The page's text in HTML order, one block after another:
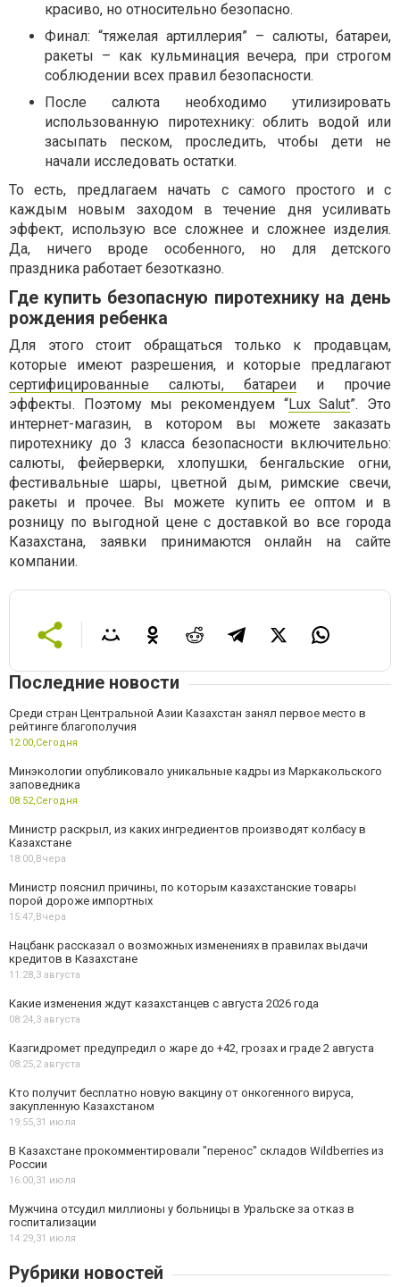
красиво, но относительно безопасно.
Финал: “тяжелая артиллерия” – салюты, батареи,
ракеты – как кульминация вечера, при строгом
соблюдении всех правил безопасности.
После салюта необходимо утилизировать
использованную пиротехнику: облить водой или
засыпать песком, проследить, чтобы дети не
начали исследовать остатки.
То есть, предлагаем начать с самого простого и с
каждым новым заходом в течение дня усиливать
эффект, использую все сложнее и сложнее изделия.
Да, ничего вроде особенного, но для детского
праздника работает безотказно.
Где купить безопасную пиротехнику на день
рождения ребенка
Для этого стоит обращаться только к продавцам,
которые имеют разрешения, и которые предлагают
сертифицированные салюты, батареи и прочие
эффекты. Поэтому мы рекомендуем “Lux Salut”. Это
интернет-магазин, в котором вы можете заказать
пиротехнику до 3 класса безопасности включительно:
салюты, фейерверки, хлопушки, бенгальские огни,
фестивальные шары, цветной дым, римские свечи,
ракеты и прочее. Вы можете купить ее оптом и в
розницу по выгодной цене с доставкой во все города
Казахстана, заявки принимаются онлайн на сайте
компании.
Последние новости
Среди стран Центральной Азии Казахстан занял первое место в
рейтинге благополучия
12:00,Сегодня
Минэкологии опубликовало уникальные кадры из Маркакольского
заповедника
08:52,Сегодня
Министр раскрыл, из каких ингредиентов производят колбасу в
Казахстане
18:00, Вчера
Министр пояснил причины, по которым казахстанские товары
порой дороже импортных
15:47, Вчера
Нацбанк рассказал о возможных изменениях в правилах выдачи
кредитов в Казахстане
11:28,3 августа
Какие изменения ждут казахстанцев с августа 2026 года
08:24,3 августа
Казгидромет предупредил о жаре до +42, грозах и граде 2 августа
08:25,2 августа
Кто получит бесплатно новую вакцину от онкогенного вируса,
закупленную Казахстаном
19:55,31 июля
В Казахстане прокомментировали "перенос" складов Wildberries из
России
16:00,31 июля
Мужчина отсудил миллионы у больницы в Уральске за отказ в
госпитализации
14:29,31 июля
Рубрики новостей